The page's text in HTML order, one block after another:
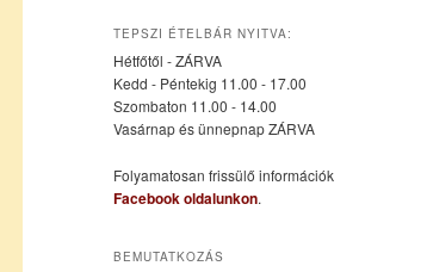
elsődleges
tartalomra
másodlagos
tartalomra
TEPSZI ÉTELBÁR NYITVA:
Hétfőtől - ZÁRVA
Kedd - Péntekig 11.00 - 17.00
Szombaton 11.00 - 14.00
Vasárnap és ünnepnap ZÁRVA
Folyamatosan frissülő információk
Facebook oldalunkon.
BEMUTATKOZÁS